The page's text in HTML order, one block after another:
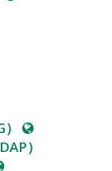
網
）
網